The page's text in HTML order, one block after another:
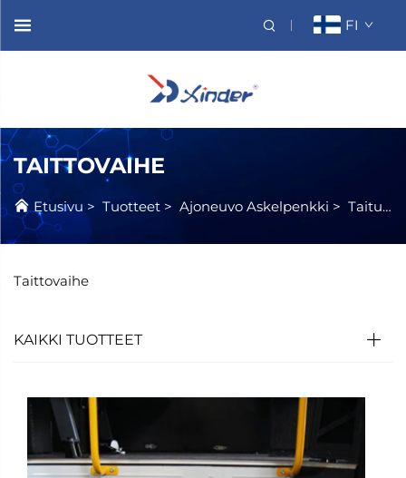
FI
TAITTOVAIHE
Etusivu > Tuotteet > Ajoneuvo Askelpenkki > Taituva Askelpenkki
Taittovaihe
KAIKKI TUOTTEET